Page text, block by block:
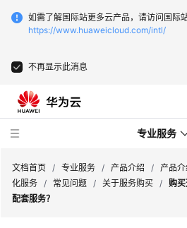
如需了解国际站更多云产品，请访问国际站
https://www.huaweicloud.com/intl/
不再显示此消息
专业服务
文档首页 / 专业服务 / 产品介绍 / 产品介
化服务 / 常见问题 / 关于服务购买 / 购
配套服务？